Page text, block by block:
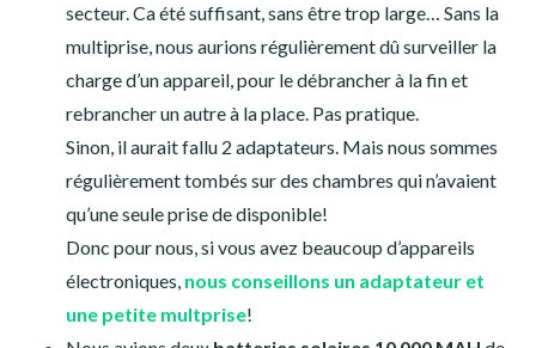
Enfin, nous avions des tshirts anti UV de chez Décathlon
pour l’eau. Ils ont été particulièrement utiles en
Polynésie, auxGalapagos et auCosta Rica , où le soleil
tape fort. Indispensable pour un snorkeling en sécurité!
Pochettes
étanches
Point sur le matériel
informatique
Comme je le dis plus haut, on était chargés, étant férus de